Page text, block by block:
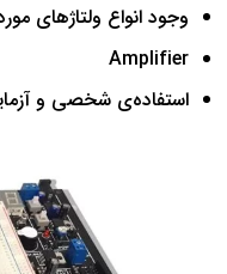
وجود انواع ولتاژهای موردنیاز در
Amplifier
استفاده‌ی شخصی و